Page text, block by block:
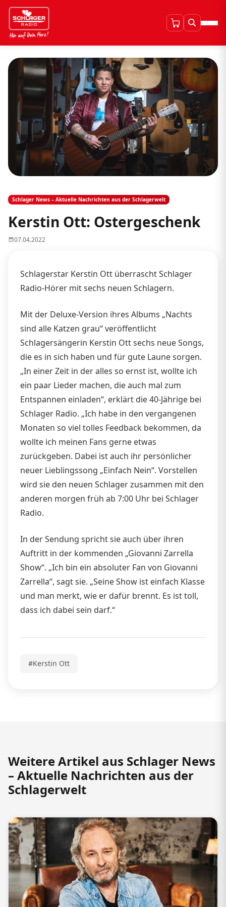
Schlager News – Aktuelle Nachrichten aus der Schlagerwelt
Kerstin Ott: Ostergeschenk
07.04.2022
Schlagerstar Kerstin Ott überrascht Schlager
Radio-Hörer mit sechs neuen Schlagern.
Mit der Deluxe-Version ihres Albums „Nachts
sind alle Katzen grau“ veröffentlicht
Schlagersängerin Kerstin Ott sechs neue Songs,
die es in sich haben und für gute Laune sorgen.
„In einer Zeit in der alles so ernst ist, wollte ich
ein paar Lieder machen, die auch mal zum
Entspannen einladen“, erklärt die 40-Jährige bei
Schlager Radio. „Ich habe in den vergangenen
Monaten so viel tolles Feedback bekommen, da
wollte ich meinen Fans gerne etwas
zurückgeben. Dabei ist auch ihr persönlicher
neuer Lieblingssong „Einfach Nein“. Vorstellen
wird sie den neuen Schlager zusammen mit den
anderen morgen früh ab 7:00 Uhr bei Schlager
Radio.
In der Sendung spricht sie auch über ihren
Auftritt in der kommenden „Giovanni Zarrella
Show“. „Ich bin ein absoluter Fan von Giovanni
Zarrella“, sagt sie. „Seine Show ist einfach Klasse
und man merkt, wie er dafür brennt. Es ist toll,
dass ich dabei sein darf.“
#Kerstin Ott
Weitere Artikel aus Schlager News
– Aktuelle Nachrichten aus der
Schlagerwelt